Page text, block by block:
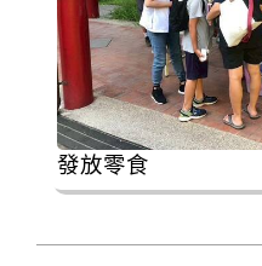
發放零食